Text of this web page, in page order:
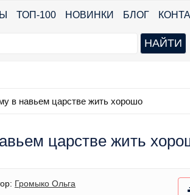
ТОП-100 НОВИНКИ БЛОГ
в навьем царстве жить хорошо
царстве жить
Громыко Ольга